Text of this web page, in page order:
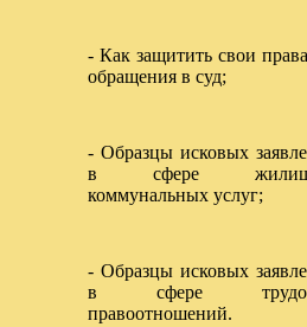
- Как защитить свои
обращения в суд;
- Образцы исковых
в сфере
коммунальных услуг;
- Образцы исковых
в сфере
правоотношений.